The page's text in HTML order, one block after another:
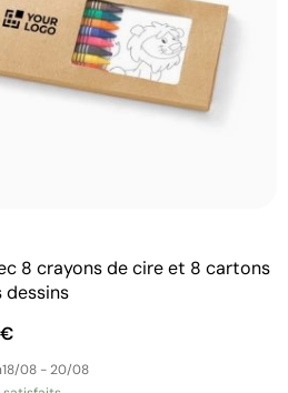
8 crayons de cire et 8 cartons
dessins
18/08 - 20/08